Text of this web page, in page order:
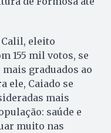
eleito
155 mil votos, se
graduados ao
ele, Caiado se
mais
saúde e
muito nas